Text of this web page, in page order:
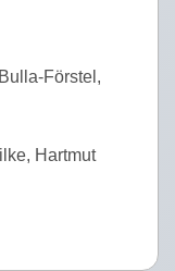
Förstel,
Hartmut